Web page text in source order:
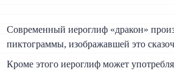
Современный иероглиф «дракон»
пиктограммы, изображавшей это
Кроме этого иероглиф может